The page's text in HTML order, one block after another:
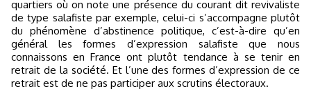
quartiers où on note une présence du courant dit revivaliste
de type salafiste par exemple, celui-ci s’accompagne plutôt
du phénomène d’abstinence politique, c’est-à-dire qu’en
général les formes d’expression salafiste que nous
connaissons en France ont plutôt tendance à se tenir en
retrait de la société. Et l’une des formes d’expression de ce
retrait est de ne pas participer aux scrutins électoraux.